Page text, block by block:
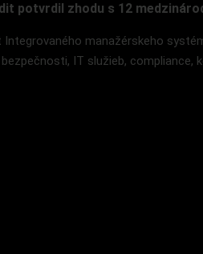
potvrdil zhodu s 12
manažérskeho
IT služieb, compliance,